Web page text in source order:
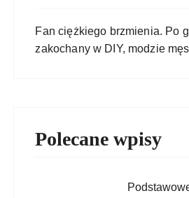
Fan ciężkiego brzmienia. Po
zakochany w DIY, modzie
Polecane wpisy